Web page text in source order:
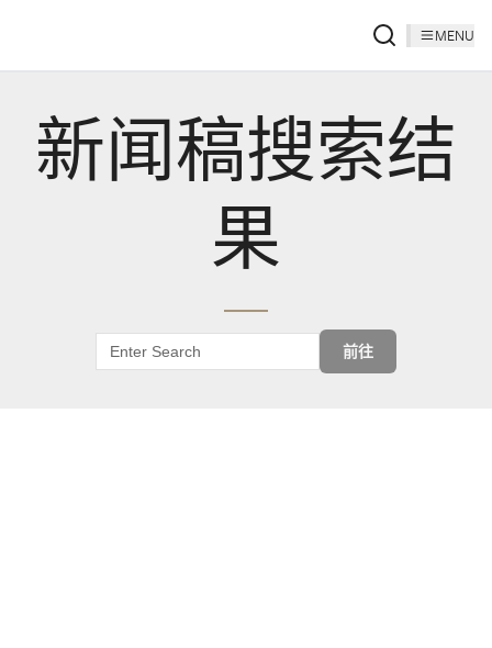
MENU
新闻稿搜索结
果
前往